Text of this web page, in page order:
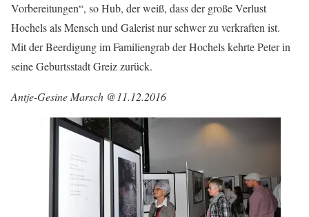
Vorbereitungen“, so Hub, der weiß, dass der große Verlust
Hochels als Mensch und Galerist nur schwer zu verkraften ist.
Mit der Beerdigung im Familiengrab der Hochels kehrte Peter in
seine Geburtsstadt Greiz zurück.
Antje-Gesine Marsch @11.12.2016